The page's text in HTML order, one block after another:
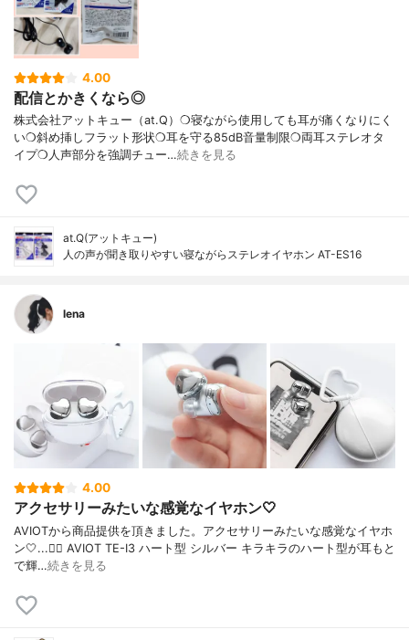
4.00
配信とかきくなら◎
株式会社アットキュー（at.Q）❍寝ながら使用しても耳が痛くなりにく
い❍斜め挿しフラット形状❍耳を守る85dB音量制限❍両耳ステレオタ
イプ❍人声部分を強調チュー…続きを見る
at.Q(アットキュー)
人の声が聞き取りやすい寝ながらステレオイヤホン AT-ES16
lena
4.00
アクセサリーみたいな感覚なイヤホン🤍
AVIOTから商品提供を頂きました。アクセサリーみたいな感覚なイヤホ
ン🤍...👉🏻 AVIOT TE-I3 ハート型 シルバー キラキラのハート型が耳もと
で輝…続きを見る